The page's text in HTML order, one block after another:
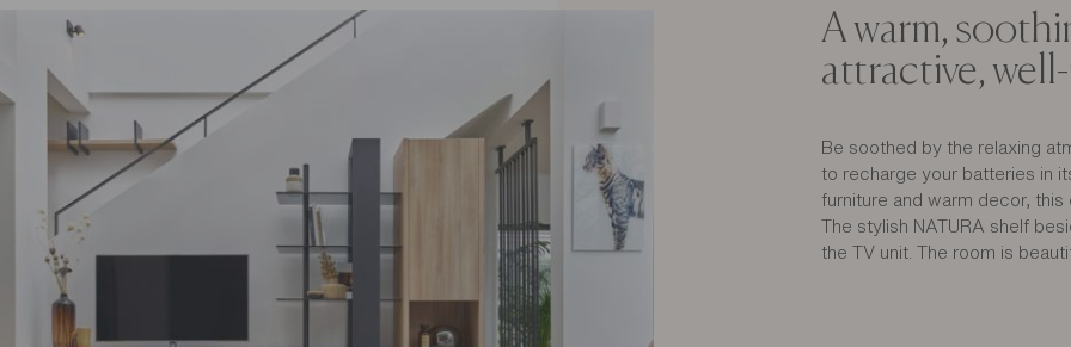
A warm,
attractive,
Be soothed by the relaxing
to recharge your batteries in
furniture and warm decor,
The stylish NATURA shelf
the TV unit. The room is